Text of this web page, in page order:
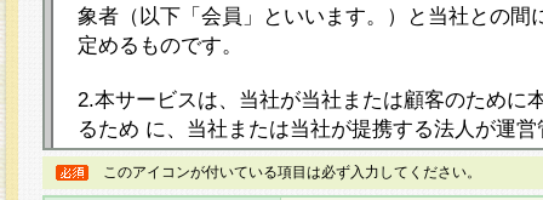
象者（以下「会員」といいます。）と当社との間
定めるものです。
2.本サービスは、当社が当社または顧客のために
るため に、当社または当社が提携する法人が運
ト（以下「本サイト」といいます。）上に本サー
ージを設け、会員がアンケー ト調査に回答する
このアイコンが付いている項目は必ず入力してください。